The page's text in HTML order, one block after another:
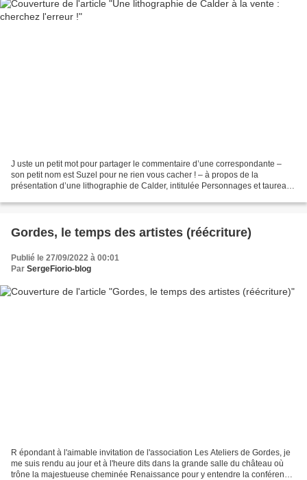
J uste un petit mot pour partager le commentaire d’une correspondante –
son petit nom est Suzel pour ne rien vous cacher ! – à propos de la
présentation d’une lithographie de Calder, intitulée Personnages et taureau,
Gordes, le temps des artistes (réécriture)
Publié le 27/09/2022 à 00:01
Par SergeFiorio-blog
R épondant à l'aimable invitation de l'association Les Ateliers de Gordes, je
me suis rendu au jour et à l'heure dits dans la grande salle du château où
trône la majestueuse cheminée Renaissance pour y entendre la conférence-